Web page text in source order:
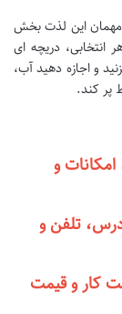
مهمان این لذت بخش
انتخابی، دریچه ای
و اجازه دهید آب،
پر کند.
و
| آدرس، تلفن و
کار و قیمت